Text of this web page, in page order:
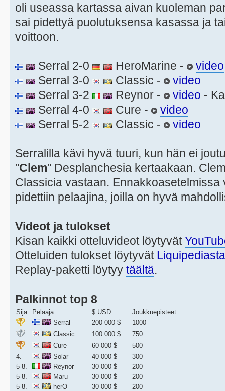
oli useassa kartassa aivan kuoleman
sai pidettyä puolutuksensa kasassa ja
voittoon.
Serral 2-0 HeroMarine -
video
Serral 3-0
Classic -
video
Serral 3-2
Reynor - video -
Serral 4-0
Cure -
video
Serral 5-2
Classic - video
Serralilla kävi hyvä tuuri, kun hän ei
"Clem" Desplanchesia kertaakaan.
Classicia vastaan. Ennakkoasetelmissa
pidettiin pelaajina, joilla on hyvä
Videot ja tulokset
Kisan kaikki otteluvideot löytyvät
Otteluiden tulokset löytyvät Liquipediasta
Replay-paketti löytyy täältä.
Palkinnot top 8
Sija Pelaaja $ USD
Joukkuepisteet
Serral
200 000 $
1000
Classic
100 000 $
750
Cure
60 000 $
500
4.
Solar 40 000 $
300
5-8.
Reynor 30 000 $
200
5-8.
Maru 30 000 $
200
5-8.
herO 30 000 $
200